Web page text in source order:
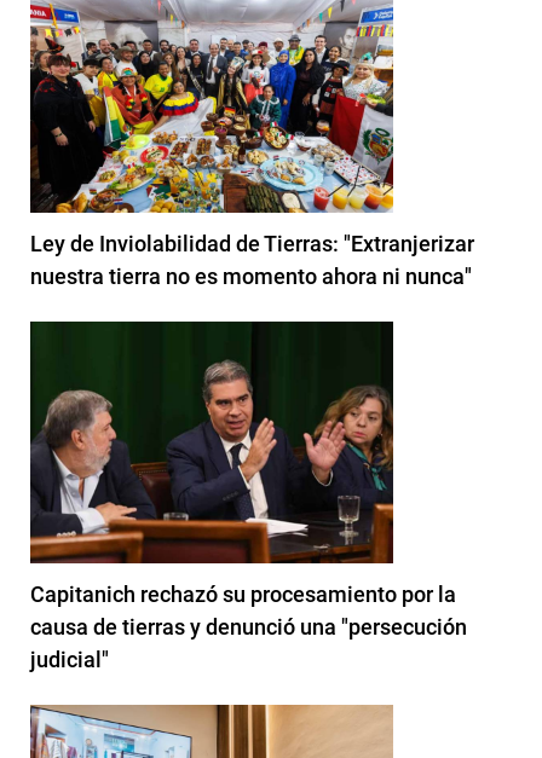
Ley de Inviolabilidad de Tierras: "Extranjerizar
nuestra tierra no es momento ahora ni nunca"
Capitanich rechazó su procesamiento por la
causa de tierras y denunció una "persecución
judicial"